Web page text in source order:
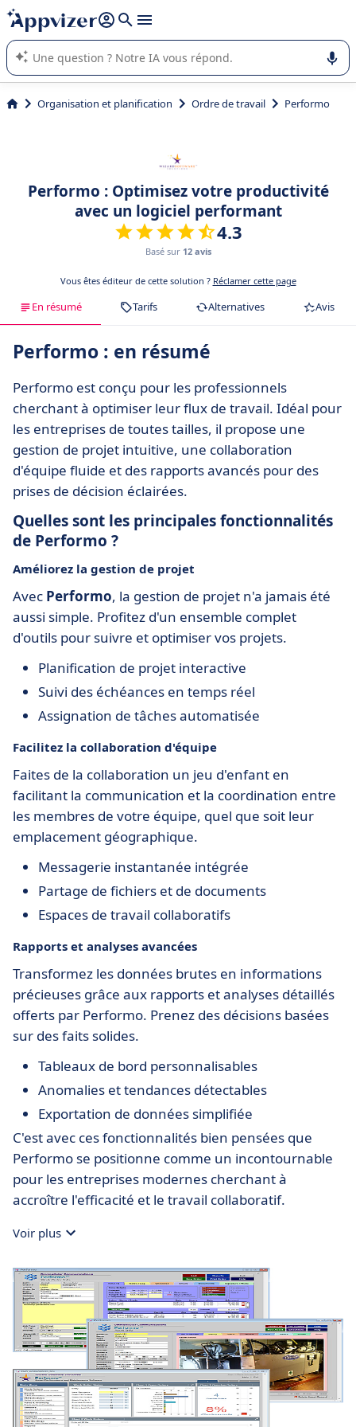
répondre (plusieurs lignes avec
L'IA de Appvizer vous guide dans l'utilisation ou la sélection de
logiciel SaaS en entreprise.
Organisation et planification Ordre de travail Performo
Performo : Optimisez votre productivité
avec un logiciel performant
4.3
Basé sur 12 avis
Vous êtes éditeur de cette solution ? Réclamer cette page
En résumé Tarifs Alternatives Avis
Performo : en résumé
Performo est conçu pour les professionnels
cherchant à optimiser leur flux de travail. Idéal pour
les entreprises de toutes tailles, il propose une
gestion de projet intuitive, une collaboration
d'équipe fluide et des rapports avancés pour des
prises de décision éclairées.
Quelles sont les principales fonctionnalités
de Performo ?
Améliorez la gestion de projet
Avec Performo, la gestion de projet n'a jamais été
aussi simple. Profitez d'un ensemble complet
d'outils pour suivre et optimiser vos projets.
Planification de projet interactive
Suivi des échéances en temps réel
Assignation de tâches automatisée
Facilitez la collaboration d'équipe
Faites de la collaboration un jeu d'enfant en
facilitant la communication et la coordination entre
les membres de votre équipe, quel que soit leur
emplacement géographique.
Messagerie instantanée intégrée
Partage de fichiers et de documents
Espaces de travail collaboratifs
Rapports et analyses avancées
Transformez les données brutes en informations
précieuses grâce aux rapports et analyses détaillés
offerts par Performo. Prenez des décisions basées
sur des faits solides.
Tableaux de bord personnalisables
Anomalies et tendances détectables
Exportation de données simplifiée
C'est avec ces fonctionnalités bien pensées que
Performo se positionne comme un incontournable
pour les entreprises modernes cherchant à
accroître l'efficacité et le travail collaboratif.
Voir plus